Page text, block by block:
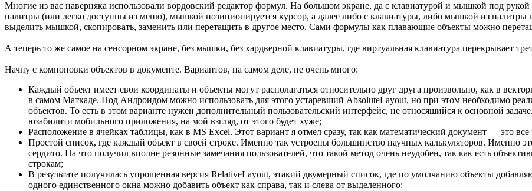
Многие из вас наверняка использовали вордовский редактор формул. На большом экране, да с клавиатурой и мышкой под
палитры (или легко доступны из меню), мышкой позиционируется курсор, а далее либо с клавиатуры, либо мышкой из
выделить мышкой, скопировать, заменить или перетащить в другое место. Сами формулы как плавающие объекты можно
А теперь то же самое на сенсорном экране, без мышки, без хардверной клавиатуры, где виртуальная клавиатура перекрывает
Начну с компоновки объектов в документе. Вариантов, на самом деле, не очень много:
Каждый объект имеет свои координаты и объекты могут располагаться относительно друг друга произвольно, как в
в самом Маткаде. Под Андроидом можно использовать для этого устаревший AbsoluteLayout, но при этом необходимо
объектов. То есть в этом варианте нужен дополнительный пользовательский интерфейс, не относящийся к основной
юзабилити мобильного приложения, на мой взгляд, от этого будет хуже;
Расположение в ячейках таблицы, как в MS Excel. Этот вариант я отмел сразу, так как математический документ — это
Простой список, где каждый объект в своей строке. Именно так устроены большинство научных калькуляторов. Именно
сердито. На что получил вполне резонные замечания пользователей, что такой метод очень неудобен, так как есть
строкам;
В результате получилась упрощенная версия RelativeLayout, этакий двумерный список, где по умолчанию объекты
одного единственного окна можно добавить объект как справа, так и слева от выделенного: